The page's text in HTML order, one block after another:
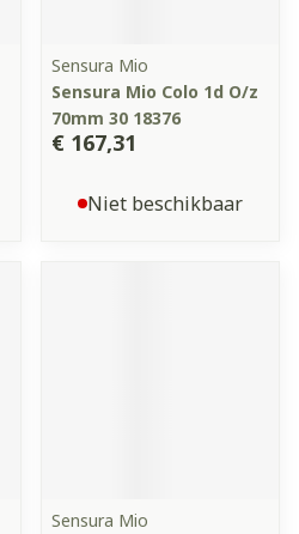
Sensura Mio
Sensura Mio Colo 1d O/z
70mm 30 18376
€ 167,31
Niet beschikbaar
Sensura Mio